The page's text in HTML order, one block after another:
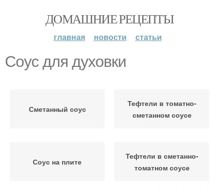
ДОМАШНИЕ РЕЦЕПТЫ
главная новости статьи
Соус для духовки
Сметанный соус
Тефтели в томатно-
сметанном соусе
Соус на плите
Тефтели в сметанно-
томатном соусе